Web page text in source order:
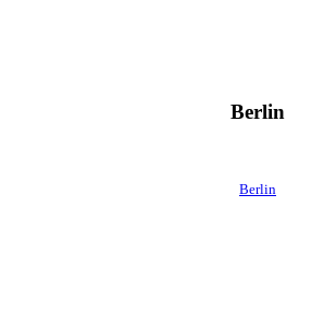
Berlin
Berlin